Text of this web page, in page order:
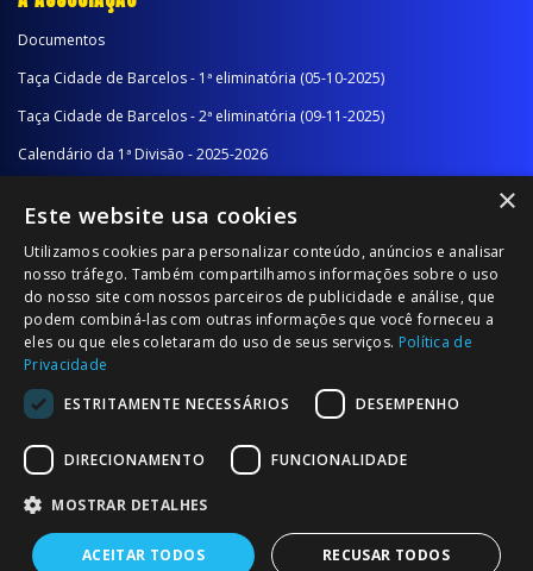
Documentos
Taça Cidade de Barcelos - 1ª eliminatória (05-10-2025)
Taça Cidade de Barcelos - 2ª eliminatória (09-11-2025)
Calendário da 1ª Divisão - 2025-2026
Calendário da 2ª Divisão - Série B - 2025-2026
Calendário da Época
NOTÍCIAS/COMUNICADOS
Notícias
Comunicados
© 2026 Associação Futebol Popular Barcelos
×
Este website usa cookies
Utilizamos cookies para personalizar conteúdo, anúncios e analisar
nosso tráfego. Também compartilhamos informações sobre o uso
do nosso site com nossos parceiros de publicidade e análise, que
podem combiná-las com outras informações que você forneceu a
eles ou que eles coletaram do uso de seus serviços. Política de
Privacidade
ESTRITAMENTE NECESSÁRIOS
DESEMPENHO
DIRECIONAMENTO FUNCIONALIDADE
MOSTRAR DETALHES
ACEITAR TODOS RECUSAR TODOS